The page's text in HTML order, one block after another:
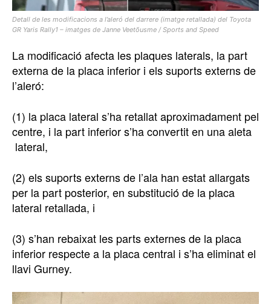
Detall de les modificacions a l’aleró del darrere (imatge retallada) del Toyota
GR Yaris Rally1 – imatges de Janne Veetõusme / Sports and Speed
La modificació afecta les plaques laterals, la part
externa de la placa inferior i els suports externs de
l’aleró:
(1) la placa lateral s’ha retallat aproximadament pel
centre, i la part inferior s’ha convertit en una aleta
lateral,
(2) els suports externs de l’ala han estat allargats
per la part posterior, en substitució de la placa
lateral retallada, i
(3) s’han rebaixat les parts externes de la placa
inferior respecte a la placa central i s’ha eliminat el
llavi Gurney.